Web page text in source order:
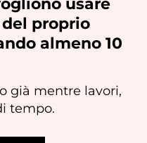
usare
del proprio
almeno 10
già mentre lavori,
tempo.